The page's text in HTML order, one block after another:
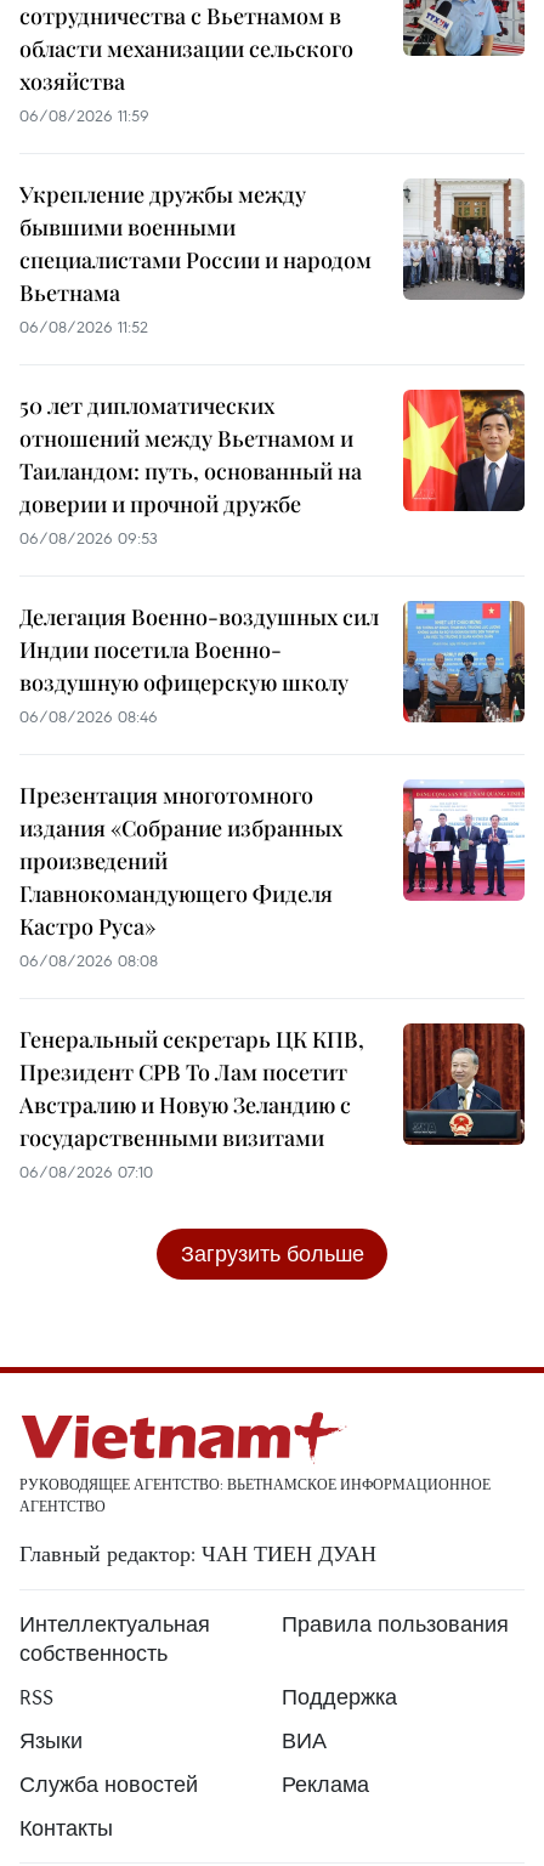
сотрудничества с Вьетнамом в
области механизации сельского
хозяйства
06/08/2026 11:59
Укрепление дружбы между
бывшими военными
специалистами России и народом
Вьетнама
06/08/2026 11:52
50 лет дипломатических
отношений между Вьетнамом и
Таиландом: путь, основанный на
доверии и прочной дружбе
06/08/2026 09:53
Делегация Военно-воздушных сил
Индии посетила Военно-
воздушную офицерскую школу
06/08/2026 08:46
Презентация многотомного
издания «Собрание избранных
произведений
Главнокомандующего Фиделя
Кастро Руса»
06/08/2026 08:08
Генеральный секретарь ЦК КПВ,
Президент СРВ То Лам посетит
Австралию и Новую Зеландию с
государственными визитами
06/08/2026 07:10
Загрузить больше
РУКОВОДЯЩЕЕ АГЕНТСТВО: ВЬЕТНАМСКОЕ ИНФОРМАЦИОННОЕ
АГЕНТСТВО
Главный редактор: ЧАН ТИЕН ДУАН
Интеллектуальная
собственность
Правила пользования
RSS
Поддержка
Языки
ВИА
Служба новостей
Реклама
Контакты